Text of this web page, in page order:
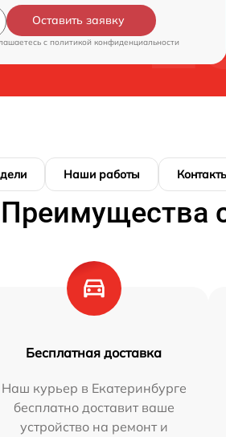
Оставить заявку
c политикой конфиденциальности
Наши работы
Преимущества
Бесплатная доставка
Наш курьер в Екатеринбурге
бесплатно доставит ваше
устройство на ремонт и